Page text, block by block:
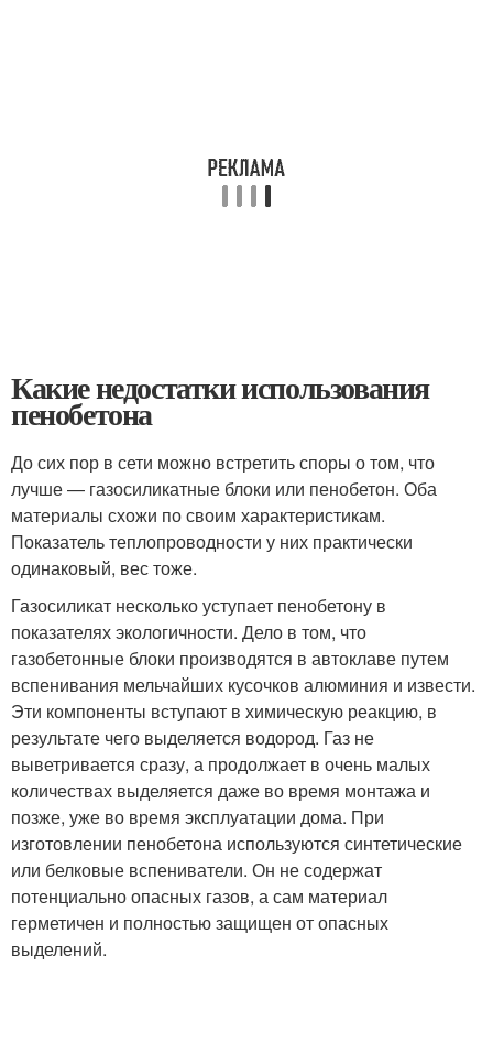
Какие недостатки использования
пенобетона
До сих пор в сети можно встретить споры о том, что
лучше — газосиликатные блоки или пенобетон. Оба
материалы схожи по своим характеристикам.
Показатель теплопроводности у них практически
одинаковый, вес тоже.
Газосиликат несколько уступает пенобетону в
показателях экологичности. Дело в том, что
газобетонные блоки производятся в автоклаве путем
вспенивания мельчайших кусочков алюминия и извести.
Эти компоненты вступают в химическую реакцию, в
результате чего выделяется водород. Газ не
выветривается сразу, а продолжает в очень малых
количествах выделяется даже во время монтажа и
позже, уже во время эксплуатации дома. При
изготовлении пенобетона используются синтетические
или белковые вспениватели. Он не содержат
потенциально опасных газов, а сам материал
герметичен и полностью защищен от опасных
выделений.